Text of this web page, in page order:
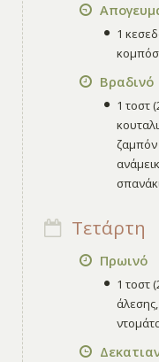
1
Βραδινό
1 τοστ
Τετάρτη
Πρωινό
1 τοστ